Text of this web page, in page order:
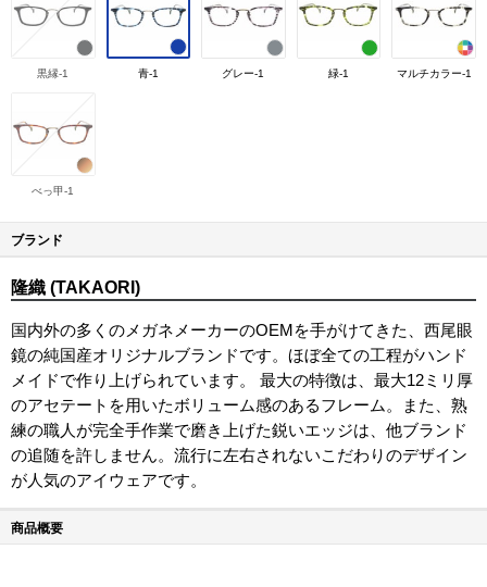
黒縁-1 青-1 グレー-1 緑-1 マルチカラー-1
べっ甲-1
ブランド
隆織 (TAKAORI)
国内外の多くのメガネメーカーのOEMを手がけてきた、西尾眼
鏡の純国産オリジナルブランドです。ほぼ全ての工程がハンド
メイドで作り上げられています。 最大の特徴は、最大12ミリ厚
のアセテートを用いたボリューム感のあるフレーム。また、熟
練の職人が完全手作業で磨き上げた鋭いエッジは、他ブランド
の追随を許しません。流行に左右されないこだわりのデザイン
が人気のアイウェアです。
商品概要